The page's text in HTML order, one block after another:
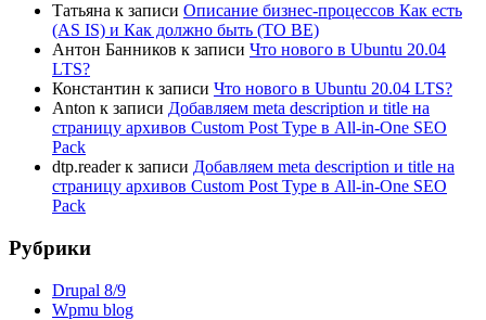
Татьяна к записи Описание бизнес-процессов Как есть
(AS IS) и Как должно быть (TO BE)
Антон Банников к записи Что нового в Ubuntu 20.04
LTS?
Константин к записи Что нового в Ubuntu 20.04 LTS?
Anton к записи Добавляем meta description и title на
страницу архивов Custom Post Type в All-in-One SEO
Pack
dtp.readerк записи Добавляем meta description и title на
страницу архивов Custom Post Type в All-in-One SEO
Pack
Рубрики
Drupal 8/9
Wpmu blog